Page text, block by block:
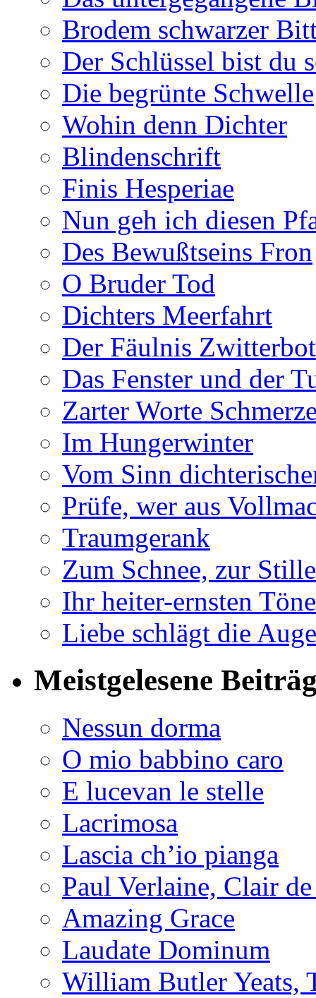
Brodem schwarzer
Der Schlüssel bist du
Die begrünte Schwelle
Wohin denn Dichter
Blindenschrift
Finis Hesperiae
Nun geh ich diesen
Des Bewußtseins Fron
O Bruder Tod
Dichters Meerfahrt
Der Fäulnis
Das Fenster und der
Zarter Worte
Im Hungerwinter
Vom Sinn
Prüfe, wer aus
Traumgerank
Zum Schnee, zur Stille
Ihr heiter-ernsten Töne
Liebe schlägt die
Meistgelesene
Nessun dorma
O mio babbino caro
E lucevan le stelle
Lacrimosa
Lascia ch’io pianga
Paul Verlaine, Clair
Amazing Grace
Laudate Dominum
William Butler Yeats,